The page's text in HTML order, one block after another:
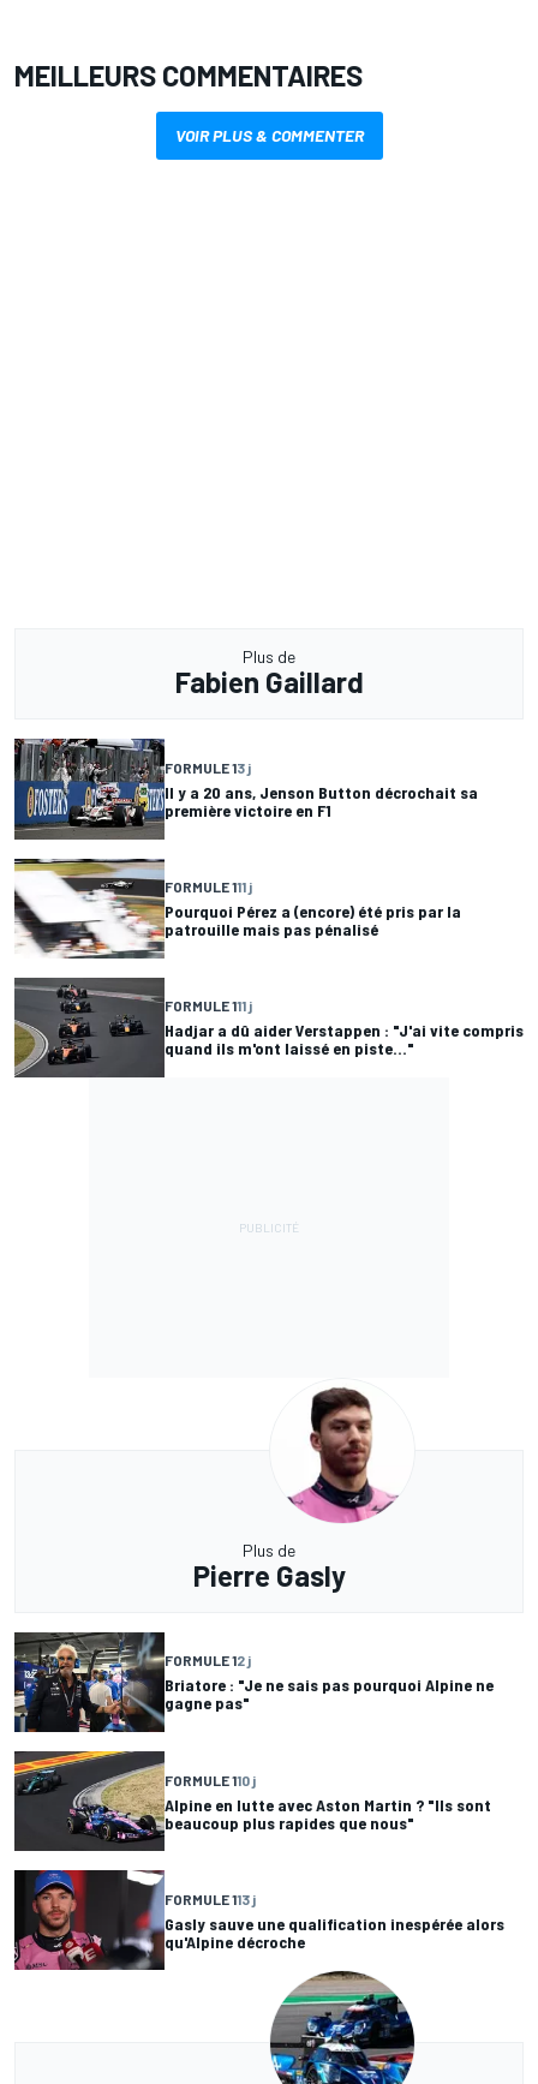
MEILLEURS COMMENTAIRES
VOIR PLUS & COMMENTER
Plus de
Fabien Gaillard
FORMULE 13 j
Il y a 20 ans, Jenson Button décrochait sa
première victoire en F1
FORMULE 111 j
Pourquoi Pérez a (encore) été pris par la
patrouille mais pas pénalisé
FORMULE 111 j
Hadjar a dû aider Verstappen : "J'ai vite compris
quand ils m'ont laissé en piste..."
Plus de
Pierre Gasly
FORMULE 12 j
Briatore : "Je ne sais pas pourquoi Alpine ne
gagne pas"
FORMULE 110 j
Alpine en lutte avec Aston Martin ? "Ils sont
beaucoup plus rapides que nous"
FORMULE 113 j
Gasly sauve une qualification inespérée alors
qu'Alpine décroche